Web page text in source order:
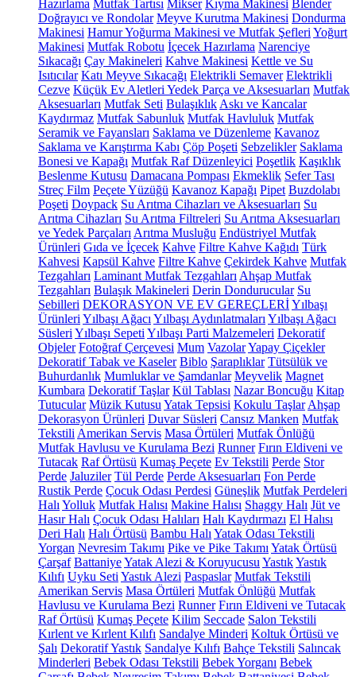
Hazırlama Mutfak Tartısı Mikser Kıyma Makinesi Blender
Doğrayıcı ve Rondolar Meyve Kurutma Makinesi Dondurma
Makinesi Hamur Yoğurma Makinesi ve Mutfak Şefleri Yoğurt
Makinesi Mutfak Robotu İçecek Hazırlama Narenciye
Sıkacağı Çay Makineleri Kahve Makinesi Kettle ve Su
Isıtıcılar Katı Meyve Sıkacağı Elektrikli Semaver Elektrikli
Cezve Küçük Ev Aletleri Yedek Parça ve Aksesuarları Mutfak
Aksesuarları Mutfak Seti Bulaşıklık Askı ve Kancalar
Kaydırmaz Mutfak Sabunluk Mutfak Havluluk Mutfak
Seramik ve Fayansları Saklama ve Düzenleme Kavanoz
Saklama ve Karıştırma Kabı Çöp Poşeti Sebzelikler Saklama
Bonesi ve Kapağı Mutfak Raf Düzenleyici Poşetlik Kaşıklık
Beslenme Kutusu Damacana Pompası Ekmeklik Sefer Tası
Streç Film Peçete Yüzüğü Kavanoz Kapağı Pipet Buzdolabı
Poşeti Doypack Su Arıtma Cihazları ve Aksesuarları Su
Arıtma Cihazları Su Arıtma Filtreleri Su Arıtma Aksesuarları
ve Yedek Parçaları Arıtma Musluğu Endüstriyel Mutfak
Ürünleri Gıda ve İçecek Kahve Filtre Kahve Kağıdı Türk
Kahvesi Kapsül Kahve Filtre Kahve Çekirdek Kahve Mutfak
Tezgahları Laminant Mutfak Tezgahları Ahşap Mutfak
Tezgahları Bulaşık Makineleri Derin Dondurucular Su
Sebilleri DEKORASYON VE EV GEREÇLERİYılbaşı
Ürünleri Yılbaşı Ağacı Yılbaşı Aydınlatmaları Yılbaşı Ağacı
Süsleri Yılbaşı Sepeti Yılbaşı Parti Malzemeleri Dekoratif
Objeler Fotoğraf Çerçevesi Mum VazolarYapay Çiçekler
Dekoratif Tabak ve Kaseler Biblo Şaraplıklar Tütsülük ve
Buhurdanlık Mumluklar ve Şamdanlar Meyvelik Magnet
Kumbara Dekoratif Taşlar Kül Tablası Nazar Boncuğu Kitap
Tutucular Müzik Kutusu Yatak Tepsisi Kokulu Taşlar Ahşap
Dekorasyon Ürünleri Duvar Süsleri Cansız Manken Mutfak
Tekstili Amerikan Servis Masa Örtüleri Mutfak Önlüğü
Mutfak Havlusu ve Kurulama Bezi Runner Fırın Eldiveni ve
Tutacak Raf Örtüsü Kumaş Peçete Ev Tekstili Perde Stor
Perde Jaluziler Tül Perde Perde Aksesuarları Fon Perde
Rustik Perde Çocuk Odası Perdesi Güneşlik Mutfak Perdeleri
Halı Yolluk Mutfak Halısı Makine Halısı Shaggy Halı Jüt ve
Hasır Halı Çocuk Odası Halıları Halı Kaydırmazı El Halısı
Deri Halı Halı Örtüsü Bambu Halı Yatak Odası Tekstili
Yorgan Nevresim Takımı Pike ve Pike Takımı Yatak Örtüsü
Çarşaf BattaniyeYatak Alezi & Koruyucusu YastıkYastık
Kılıfı Uyku Seti Yastık Alezi Paspaslar Mutfak Tekstili
Amerikan Servis Masa Örtüleri Mutfak Önlüğü Mutfak
Havlusu ve Kurulama Bezi Runner Fırın Eldiveni ve Tutacak
Raf Örtüsü Kumaş Peçete Kilim Seccade Salon Tekstili
Kırlent ve Kırlent Kılıfı Sandalye Minderi Koltuk Örtüsü ve
Şalı Dekoratif Yastık Sandalye Kılıfı Bahçe Tekstili Salıncak
Minderleri Bebek Odası Tekstili Bebek Yorganı Bebek